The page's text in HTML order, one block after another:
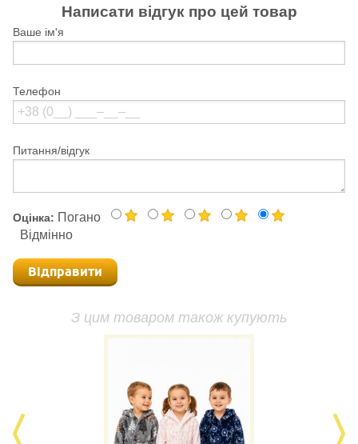
Написати відгук про цей товар
Ваше ім'я
Телефон
Питання/відгук
Оцінка: Погано
Відмінно
Відправити
З цим товаром також купують